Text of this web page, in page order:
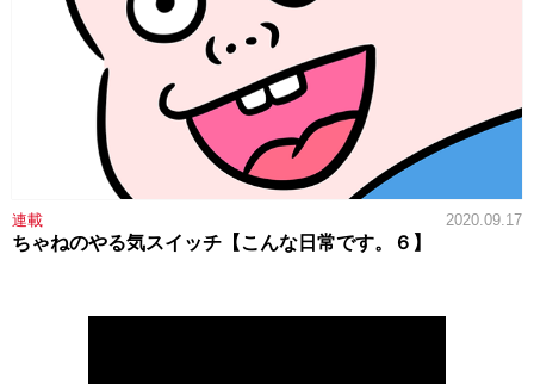
連載 2020.09.17
ちゃねのやる気スイッチ【こんな日常です。６】